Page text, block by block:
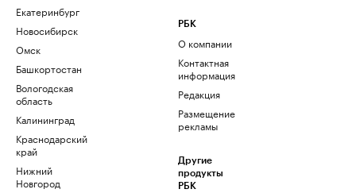
Екатеринбург
Новосибирск
Омск
Башкортостан
Вологодская
область
Калининград
Краснодарский
край
Нижний
Новгород
РБК
О компании
Контактная
информация
Редакция
Размещение
рекламы
Другие
продукты
РБК